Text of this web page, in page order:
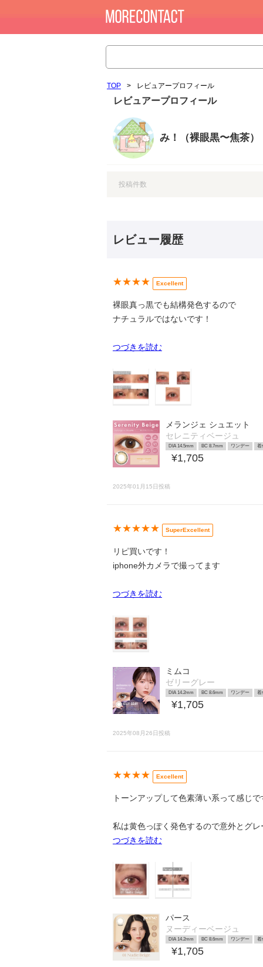
TOP > レビュアープロフィール
レビュアープロフィール
み！（裸眼黒〜焦茶）
投稿件数
レビュー履歴
★★★★ Excellent
裸眼真っ黒でも結構発色するので
ナチュラルではないです！
つづきを読む
メランジェ シュエット
セレニティベージュ
DIA 14.5mm BC 8.7mm ワンデー 着
¥1,705
2025年01月15日投稿
★★★★★ SuperExcellent
リピ買いです！
iphone外カメラで撮ってます
つづきを読む
ミムコ
ゼリーグレー
DIA 14.2mm BC 8.6mm ワンデー 着
¥1,705
2025年08月26日投稿
★★★★ Excellent
トーンアップして色素薄い系って感じで
私は黄色っぽく発色するので意外とグレ
つづきを読む
パース
ヌーディーベージュ
DIA 14.2mm BC 8.6mm ワンデー 着
¥1,705